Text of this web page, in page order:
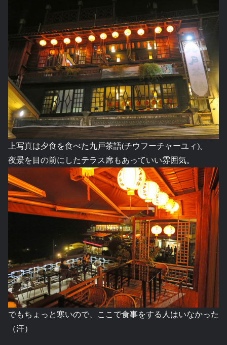
上写真は夕食を食べた九戸茶語(チウフーチャーユィ)。
夜景を目の前にしたテラス席もあっていい雰囲気。
でもちょっと寒いので、ここで食事をする人はいなかった
（汗）